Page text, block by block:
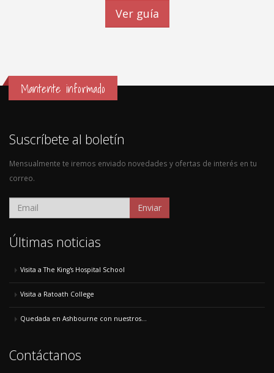
Ver guía
Mantente informado
Suscríbete al boletín
Mensualmente te iremos enviado novedades y ofertas de interés en tu
correo.
Enviar
Últimas noticias
Visita a The King's Hospital School
Visita a Ratoath College
Quedada en Ashbourne con nuestros...
Contáctanos